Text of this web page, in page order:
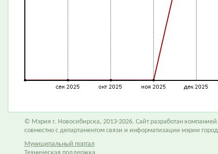
© Мэрия г. Новосибирска, 2013-2026. Сайт разработан компанией
совместно с департаментом связи и информатизации мэрии
Муниципальный портал